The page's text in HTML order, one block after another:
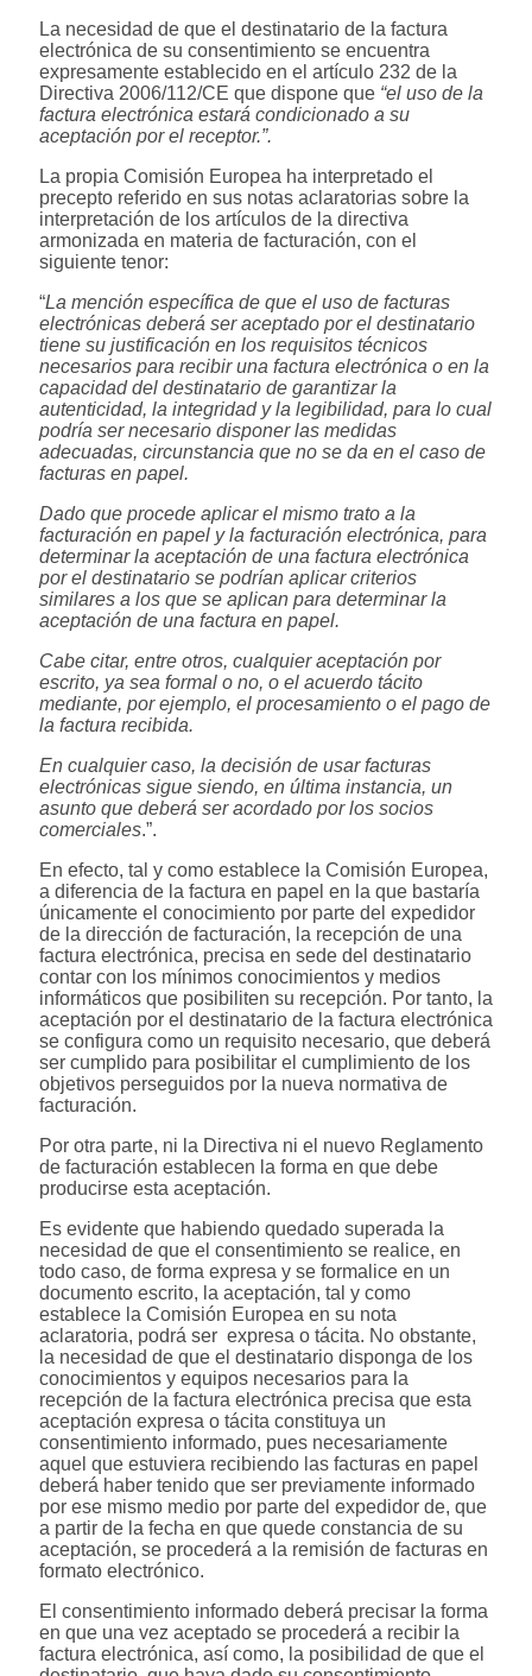
La necesidad de que el destinatario de la factura
electrónica de su consentimiento se encuentra
expresamente establecido en el artículo 232 de la
Directiva 2006/112/CE que dispone que “el uso de la
factura electrónica estará condicionado a su
aceptación por el receptor.”.
La propia Comisión Europea ha interpretado el
precepto referido en sus notas aclaratorias sobre la
interpretación de los artículos de la directiva
armonizada en materia de facturación, con el
siguiente tenor:
“La mención específica de que el uso de facturas
electrónicas deberá ser aceptado por el destinatario
tiene su justificación en los requisitos técnicos
necesarios para recibir una factura electrónica o en la
capacidad del destinatario de garantizar la
autenticidad, la integridad y la legibilidad, para lo cual
podría ser necesario disponer las medidas
adecuadas, circunstancia que no se da en el caso de
facturas en papel.
Dado que procede aplicar el mismo trato a la
facturación en papel y la facturación electrónica, para
determinar la aceptación de una factura electrónica
por el destinatario se podrían aplicar criterios
similares a los que se aplican para determinar la
aceptación de una factura en papel.
Cabe citar, entre otros, cualquier aceptación por
escrito, ya sea formal o no, o el acuerdo tácito
mediante, por ejemplo, el procesamiento o el pago de
la factura recibida.
En cualquier caso, la decisión de usar facturas
electrónicas sigue siendo, en última instancia, un
asunto que deberá ser acordado por los socios
comerciales.”.
En efecto, tal y como establece la Comisión Europea,
a diferencia de la factura en papel en la que bastaría
únicamente el conocimiento por parte del expedidor
de la dirección de facturación, la recepción de una
factura electrónica, precisa en sede del destinatario
contar con los mínimos conocimientos y medios
informáticos que posibiliten su recepción. Por tanto, la
aceptación por el destinatario de la factura electrónica
se configura como un requisito necesario, que deberá
ser cumplido para posibilitar el cumplimiento de los
objetivos perseguidos por la nueva normativa de
facturación.
Por otra parte, ni la Directiva ni el nuevo Reglamento
de facturación establecen la forma en que debe
producirse esta aceptación.
Es evidente que habiendo quedado superada la
necesidad de que el consentimiento se realice, en
todo caso, de forma expresa y se formalice en un
documento escrito, la aceptación, tal y como
establece la Comisión Europea en su nota
aclaratoria, podrá ser expresa o tácita. No obstante,
la necesidad de que el destinatario disponga de los
conocimientos y equipos necesarios para la
recepción de la factura electrónica precisa que esta
aceptación expresa o tácita constituya un
consentimiento informado, pues necesariamente
aquel que estuviera recibiendo las facturas en papel
deberá haber tenido que ser previamente informado
por ese mismo medio por parte del expedidor de, que
a partir de la fecha en que quede constancia de su
aceptación, se procederá a la remisión de facturas en
formato electrónico.
El consentimiento informado deberá precisar la forma
en que una vez aceptado se procederá a recibir la
factura electrónica, así como, la posibilidad de que el